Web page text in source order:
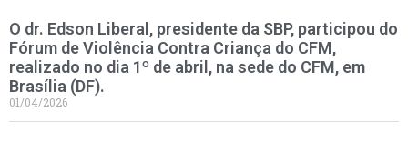
O dr. Edson Liberal, presidente da SBP, participou do
Fórum de Violência Contra Criança do CFM,
realizado no dia 1º de abril, na sede do CFM, em
Brasília (DF).
01/04/2026